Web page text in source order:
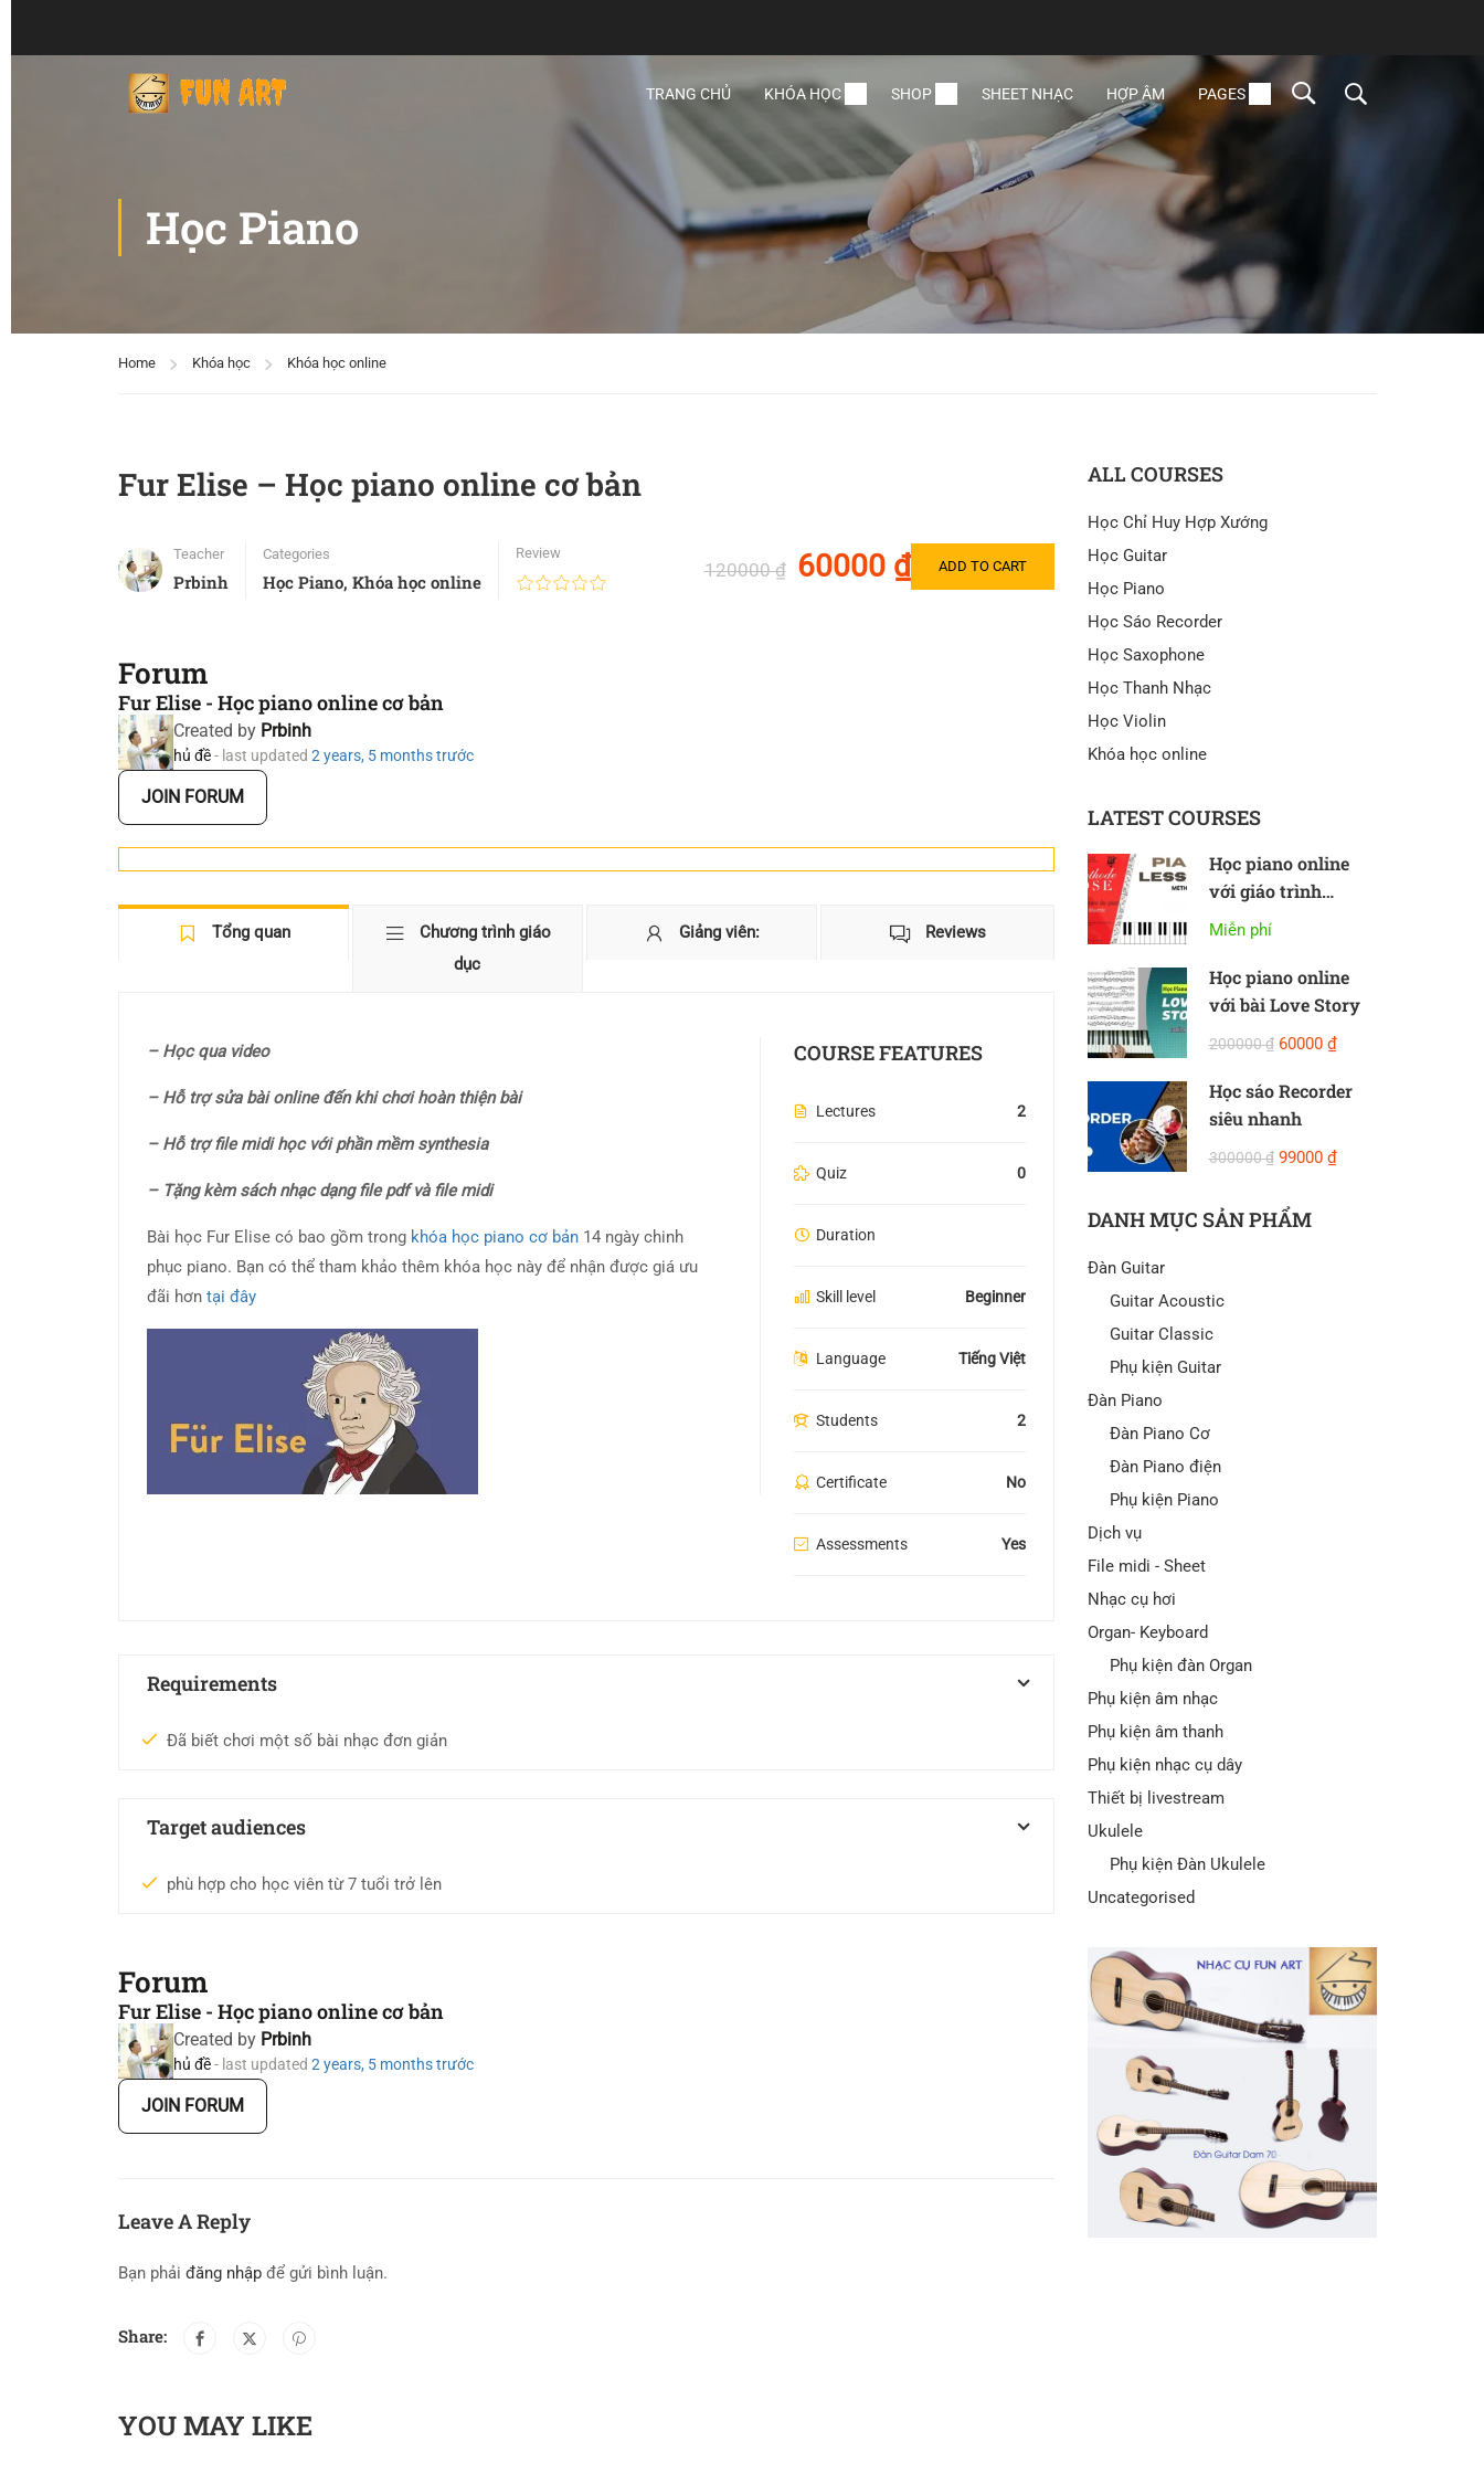
TRANG CHỦ KHÓA HỌC SHOP SHEET NHẠC HỢP ÂM PAGES
Học Piano
Home Khóa học Khóa học online
Fur Elise – Học piano online cơ bản
Teacher
Prbinh
Categories
Học Piano, Khóa học online
Review
120000 ₫ 60000 ₫ ADD TO CART
Forum
Fur Elise - Học piano online cơ bản
Created by Prbinh
hủ đề- last updated 2 years, 5 months trước
JOIN FORUM
Tổng quan
Chương trình giáo
dục
Giảng viên: Reviews
– Học qua video
– Hỗ trợ sửa bài online đến khi chơi hoàn thiện bài
– Hỗ trợ file midi học với phần mềm synthesia
– Tặng kèm sách nhạc dạng file pdf và file midi
Bài học Fur Elise có bao gồm trong khóa học piano cơ bản 14 ngày chinh
phục piano. Bạn có thể tham khảo thêm khóa học này để nhận được giá ưu
đãi hơn tại đây
COURSE FEATURES
Lectures 2
Quiz 0
Duration
Skill level Beginner
Language Tiếng Việt
Students 2
Certificate No
Assessments Yes
Requirements
Đã biết chơi một số bài nhạc đơn giản
Target audiences
phù hợp cho học viên từ 7 tuổi trở lên
Forum
Fur Elise - Học piano online cơ bản
Created by Prbinh
hủ đề- last updated 2 years, 5 months trước
JOIN FORUM
Leave A Reply
Bạn phải đăng nhập để gửi bình luận.
Share:
YOU MAY LIKE
ALL COURSES
Học Chỉ Huy Hợp Xướng
Học Guitar
Học Piano
Học Sáo Recorder
Học Saxophone
Học Thanh Nhạc
Học Violin
Khóa học online
LATEST COURSES
Học piano online
với giáo trình
Methode Rose
Miễn phí
Học piano online
với bài Love Story
200000 ₫ 60000 ₫
Học sáo Recorder
siêu nhanh
300000 ₫ 99000 ₫
DANH MỤC SẢN PHẨM
Đàn Guitar
Guitar Acoustic
Guitar Classic
Phụ kiện Guitar
Đàn Piano
Đàn Piano Cơ
Đàn Piano điện
Phụ kiện Piano
Dịch vụ
File midi - Sheet
Nhạc cụ hơi
Organ- Keyboard
Phụ kiện đàn Organ
Phụ kiện âm nhạc
Phụ kiện âm thanh
Phụ kiện nhạc cụ dây
Thiết bị livestream
Ukulele
Phụ kiện Đàn Ukulele
Uncategorised